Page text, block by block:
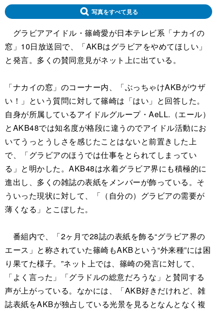
写真をすべて見る
グラビアアイドル・篠崎愛が日本テレビ系「ナカイの
窓」10日放送回で、「AKBはグラビアをやめてほしい」
と発言。多くの賛同意見がネット上に出ている。
「ナカイの窓」のコーナー内、「ぶっちゃけAKBがウザ
い！」という質問に対して篠崎は「はい」と回答した。
自身が所属しているアイドルグループ・AeLL.（エール）
とAKB48では知名度が格段に違うのでアイドル活動にお
いてうっとうしさを感じたことはないと前置きした上
で、「グラビアのほうでは仕事をとられてしまってい
る」と明かした。AKB48は水着グラビア界にも積極的に
進出し、多くの雑誌の表紙をメンバーが飾っている。そ
ういった現状に対して、「（自分の）グラビアの需要が
薄くなる」とこぼした。
番組内で、「2ヶ月で28誌の表紙を飾る“グラビア界の
エース」と称されていた篠崎もAKBという“外来種”には困
り果てた様子。”ネット上では、篠崎の発言に対して、
「よく言った」「グラドルの総意だろうな」と賛同する
声が上がっている。なかには、「AKB好きだけれど、雑
誌表紙をAKBが独占している光景を見るとなんとなく複